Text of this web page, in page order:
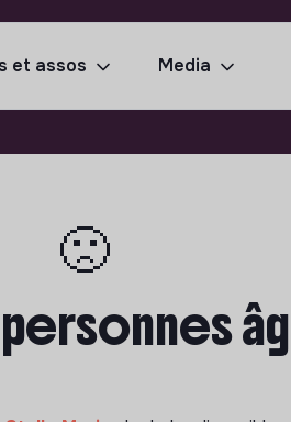
et assos Media
🙁